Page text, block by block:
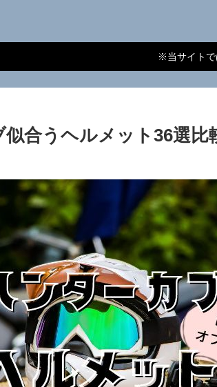
※当サイトで
合うヘルメット36選比